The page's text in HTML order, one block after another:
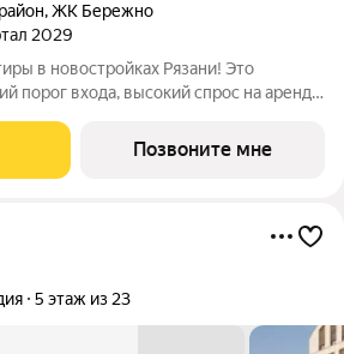
,ЖК Бережно
2029
в новостройках Рязани! Это
порог входа, высокий спрос на аренду
Бизнес,
к городу и
Позвоните мне
5 этаж из 23